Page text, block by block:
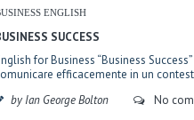
ENGLISH
SUCCESS
for Business “Business
efficacemente in un
by Ian George Bolton
No